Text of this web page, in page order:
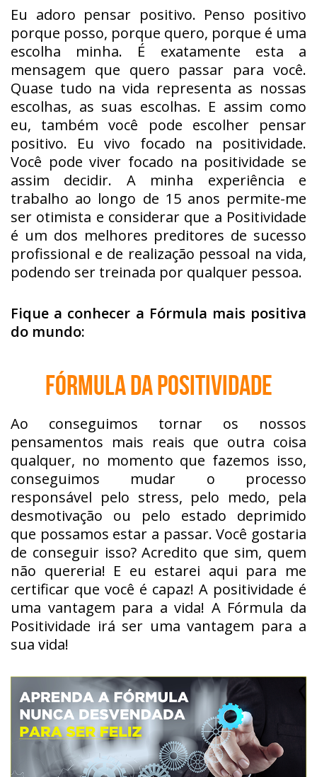
Eu adoro pensar positivo. Penso positivo
porque posso, porque quero, porque é uma
escolha minha. É exatamente esta a
mensagem que quero passar para você.
Quase tudo na vida representa as nossas
escolhas, as suas escolhas. E assim como
eu, também você pode escolher pensar
positivo. Eu vivo focado na positividade.
Você pode viver focado na positividade se
assim decidir. A minha experiência e
trabalho ao longo de 15 anos permite-me
ser otimista e considerar que a Positividade
é um dos melhores preditores de sucesso
profissional e de realização pessoal na vida,
podendo ser treinada por qualquer pessoa.
Fique a conhecer a Fórmula mais positiva
do mundo:
Fórmula da Positividade
Ao conseguimos tornar os nossos
pensamentos mais reais que outra coisa
qualquer, no momento que fazemos isso,
conseguimos mudar o processo
responsável pelo stress, pelo medo, pela
desmotivação ou pelo estado deprimido
que possamos estar a passar. Você gostaria
de conseguir isso? Acredito que sim, quem
não quereria! E eu estarei aqui para me
certificar que você é capaz! A positividade é
uma vantagem para a vida! A Fórmula da
Positividade irá ser uma vantagem para a
sua vida!